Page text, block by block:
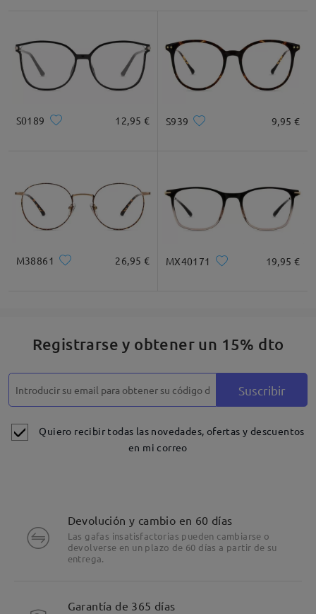
S0189 12,95 € S939 9,95 €
M38861 26,95 € MX40171 19,95 €
Registrarse y obtener un 15% dto
Suscribir
Quiero recibir todas las novedades, ofertas y descuentos
en mi correo
Devolución y cambio en 60 días
Las gafas insatisfactorias pueden cambiarse o
devolverse en un plazo de 60 días a partir de su
entrega.
Garantía de 365 días